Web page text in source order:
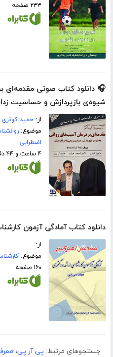
۲۳۳ صفحه
🎧 دانلود کتاب صوتی مقدمه‌ای
شیوه‌ی بازپردازش و حساسیت
از:حمید کوثری
موضوع:
اضطرابی
۴ ساعت و ۴۴ دقیقه
دانلود کتاب آمادگی آزمون
از: ...
موضوع:
۱۶۰ صفحه
جستجوهای مرتبط: پی آر پی،